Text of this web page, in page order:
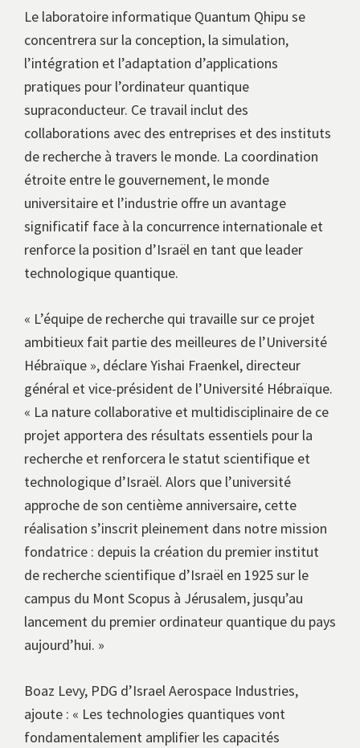
Le laboratoire informatique Quantum Qhipu se
concentrera sur la conception, la simulation,
l’intégration et l’adaptation d’applications
pratiques pour l’ordinateur quantique
supraconducteur. Ce travail inclut des
collaborations avec des entreprises et des instituts
de recherche à travers le monde. La coordination
étroite entre le gouvernement, le monde
universitaire et l’industrie offre un avantage
significatif face à la concurrence internationale et
renforce la position d’Israël en tant que leader
technologique quantique.
« L’équipe de recherche qui travaille sur ce projet
ambitieux fait partie des meilleures de l’Université
Hébraïque », déclare Yishai Fraenkel, directeur
général et vice-président de l’Université Hébraïque.
« La nature collaborative et multidisciplinaire de ce
projet apportera des résultats essentiels pour la
recherche et renforcera le statut scientifique et
technologique d’Israël. Alors que l’université
approche de son centième anniversaire, cette
réalisation s’inscrit pleinement dans notre mission
fondatrice : depuis la création du premier institut
de recherche scientifique d’Israël en 1925 sur le
campus du Mont Scopus à Jérusalem, jusqu’au
lancement du premier ordinateur quantique du pays
aujourd’hui. »
Boaz Levy, PDG d’Israel Aerospace Industries,
ajoute : « Les technologies quantiques vont
fondamentalement amplifier les capacités